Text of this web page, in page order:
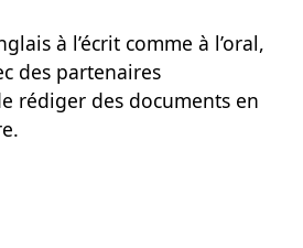
à l’écrit comme à l’oral,
des partenaires
rédiger des documents en